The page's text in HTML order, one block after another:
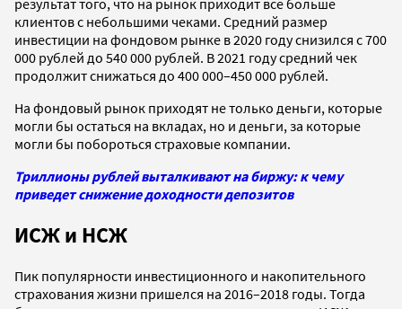
результат того, что на рынок приходит все больше
клиентов с небольшими чеками. Средний размер
инвестиции на фондовом рынке в 2020 году снизился с 700
000 рублей до 540 000 рублей. В 2021 году средний чек
продолжит снижаться до 400 000–450 000 рублей.
На фондовый рынок приходят не только деньги, которые
могли бы остаться на вкладах, но и деньги, за которые
могли бы побороться страховые компании.
Триллионы рублей выталкивают на биржу: к чему
приведет снижение доходности депозитов
ИСЖ и НСЖ
Пик популярности инвестиционного и накопительного
страхования жизни пришелся на 2016–2018 годы. Тогда